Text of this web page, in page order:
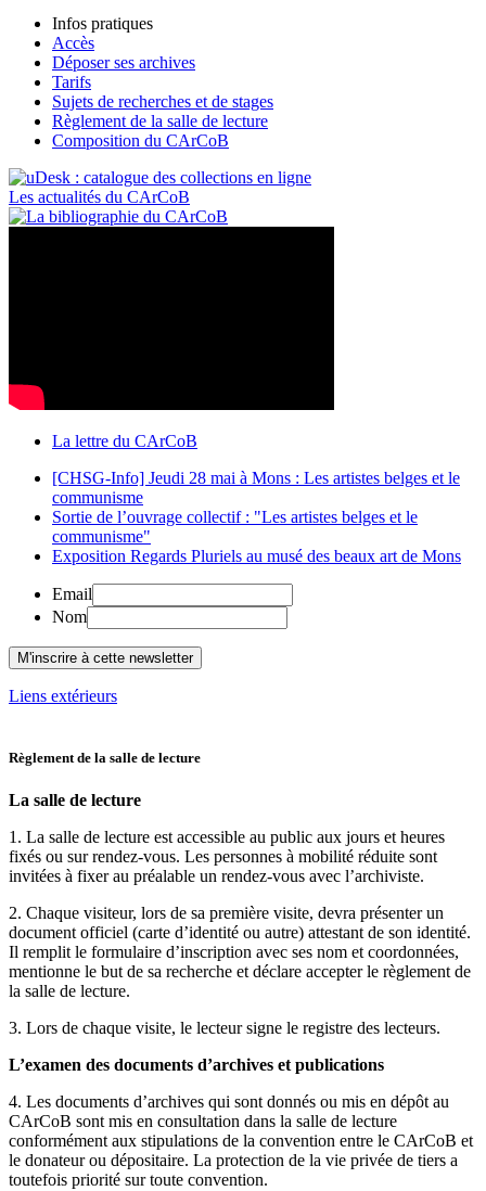
Infos pratiques
Accès
Déposer ses archives
Tarifs
Sujets de recherches et de stages
Règlement de la salle de lecture
Composition du CArCoB
Les actualités du CArCoB
La lettre du CArCoB
[CHSG-Info] Jeudi 28 mai à Mons : Les artistes belges et le
communisme
Sortie de l’ouvrage collectif : "Les artistes belges et le
communisme"
Exposition Regards Pluriels au musé des beaux art de Mons
Email
Nom
Liens extérieurs
Règlement de la salle de lecture
La salle de lecture
1. La salle de lecture est accessible au public aux jours et heures
fixés ou sur rendez-vous. Les personnes à mobilité réduite sont
invitées à fixer au préalable un rendez-vous avec l’archiviste.
2. Chaque visiteur, lors de sa première visite, devra présenter un
document officiel (carte d’identité ou autre) attestant de son identité.
Il remplit le formulaire d’inscription avec ses nom et coordonnées,
mentionne le but de sa recherche et déclare accepter le règlement de
la salle de lecture.
3. Lors de chaque visite, le lecteur signe le registre des lecteurs.
L’examen des documents d’archives et publications
4. Les documents d’archives qui sont donnés ou mis en dépôt au
CArCoB sont mis en consultation dans la salle de lecture
conformément aux stipulations de la convention entre le CArCoB et
le donateur ou dépositaire. La protection de la vie privée de tiers a
toutefois priorité sur toute convention.